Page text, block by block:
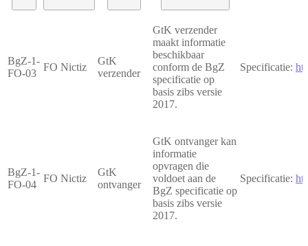
BgZ-1-
FO-03
FO Nictiz
GtK
verzender
GtK verzender
maakt informatie
beschikbaar
conform de BgZ
specificatie op
basis zibs versie
2017.
Specificatie:
BgZ-1-
FO-04
FO Nictiz
GtK
ontvanger
GtK ontvanger kan
informatie
opvragen die
voldoet aan de
BgZ specificatie op
basis zibs versie
2017.
Specificatie: